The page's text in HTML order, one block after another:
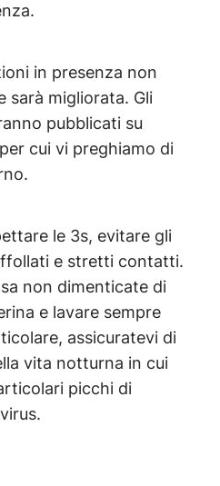
in presenza non
sarà migliorata. Gli
pubblicati su
cui vi preghiamo di
le 3s, evitare gli
e stretti contatti.
non dimenticate di
e lavare sempre
assicuratevi di
vita notturna in cui
picchi di